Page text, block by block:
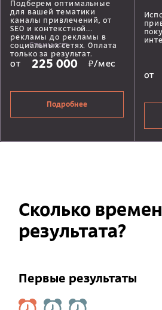
Подберем оптимальные
для вашей тематики
каналы привлечений, от
SEO и контекстной
рекламы до рекламы в
социальных сетях. Оплата
только за результат.
Стоимость
от 225 000 ₽/мес
Подробнее
от
Сколько
результата?
Первые результаты